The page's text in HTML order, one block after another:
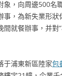
象，向周邊500名
事，為新失業形狀
就餐辦事，并對
于浦東新區陸家包